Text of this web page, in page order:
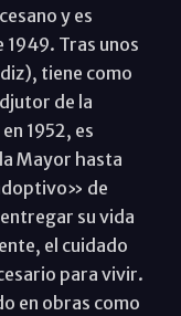
y es
Tras unos
tiene como
de la
1952, es
Mayor hasta
de
su vida
el cuidado
para vivir.
en obras como